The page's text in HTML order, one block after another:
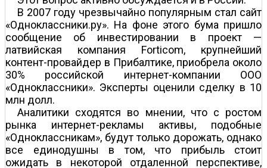
В 2007 году чрезвычайно популярным стал сайт
«Одноклассники.ру». На фоне этого бума пришло
сообщение об инвестировании в проект —
латвийская компания Forticom, крупнейший
контент-провайдер в Прибалтике, приобрела около
30% российской интернет-компании ООО
«Одноклассники». Эксперты оценили сделку в 10
млн долл.
Аналитики сходятся во мнении, что с ростом
рынка интернет-рекламы активы, подобные
«Одноклассникам», будут только дорожать, однако
все единодушны в том, что прибыль стоит
ожидать в некоторой отдаленной перспективе,